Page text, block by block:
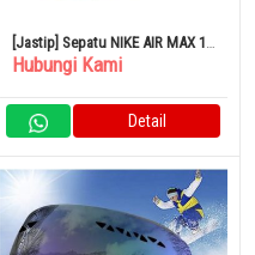
[Jastip] Sepatu NIKE AIR MAX 1
One Pata 28cm BRD Kulit
Hubungi Kami
Detail